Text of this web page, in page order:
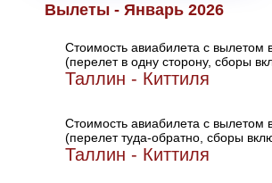
Вылеты - Январь 2026
Стоимость авиабилета с вылетом
(перелет в одну сторону, сборы
Таллин - Киттиля
Стоимость авиабилета с вылетом
(перелет туда-обратно, сборы
Таллин - Киттиля